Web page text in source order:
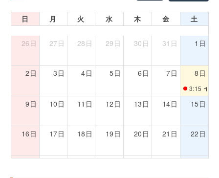
日 月 火 水 木 金 土
26日 27日 28日 29日 30日 31日 1日
2日 3日 4日 5日 6日 7日 8日
3:15 イベ
9日 10日 11日 12日 13日 14日 15日
16日 17日 18日 19日 20日 21日 22日